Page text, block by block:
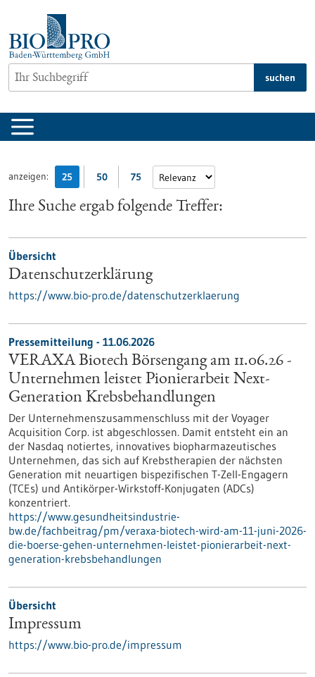
springen
suchen
anzeigen: 25 50 75
Ihre Suche ergab folgende Treffer:
Übersicht
Datenschutzerklärung
https://www.bio-pro.de/datenschutzerklaerung
Pressemitteilung - 11.06.2026
VERAXA Biotech Börsengang am 11.06.26 -
Unternehmen leistet Pionierarbeit Next-
Generation Krebsbehandlungen
Der Unternehmenszusammenschluss mit der Voyager
Acquisition Corp. ist abgeschlossen. Damit entsteht ein an
der Nasdaq notiertes, innovatives biopharmazeutisches
Unternehmen, das sich auf Krebstherapien der nächsten
Generation mit neuartigen bispezifischen T-Zell-Engagern
(TCEs) und Antikörper-Wirkstoff-Konjugaten (ADCs)
konzentriert.
https://www.gesundheitsindustrie-
bw.de/fachbeitrag/pm/veraxa-biotech-wird-am-11-juni-2026-
die-boerse-gehen-unternehmen-leistet-pionierarbeit-next-
generation-krebsbehandlungen
Übersicht
Impressum
https://www.bio-pro.de/impressum